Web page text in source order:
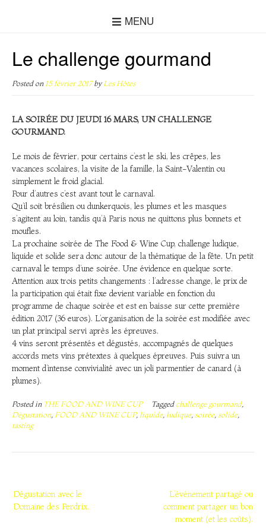
MENU
Le challenge gourmand
Posted on 15 février 2017by Les Hôtes
LA SOIRÉE DU JEUDI 16 MARS, UN CHALLENGE
GOURMAND.
Le mois de février, pour certains c’est le ski, les crêpes, les
vacances scolaires, la visite de la famille, la Saint-Valentin ou
simplement le froid glacial.
Pour d’autres c’est avant tout le carnaval.
Qu’il soit brésilien ou dunkerquois, les plumes et les masques
s’agitent au loin, tandis qu’à Paris nous ne quittons plus bonnets et
moufles.
La prochaine soirée de The Food & Wine Cup, challenge ludique,
liquide et solide sera donc autour de la thématique de la fête. Un petit
carnaval le temps d’une soirée. Une évidence en quelque sorte.
Attention aux trois petits changements : l’adresse change, le prix de
la participation qui était fixe devient variable en fonction du
programme de chaque soirée et est en baisse sur cette première
édition 2017 (36 euros). L’organisation de la soirée est modifiée avec
un plat principal servi après les épreuves.
4 vins seront présentés et dégustés, accompagnés de quelques
accords mets vins prétextes à quelques épreuves. Puis suivra un
moment d’intense convivialité avec un joli parmentier de canard (à
plumes).
Posted in THE FOOD AND WINE CUP Tagged challenge gourmand,
Dégustation, FOOD AND WINE CUP, liquide, ludique, soirée, solide,
tasting
Navigation
de
l’article
L’événement partagé ou
comment partager un bon
moment (et les coûts).
Dégustation avec le
Domaine des Perdrix.